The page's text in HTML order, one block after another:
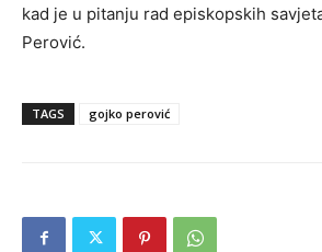
kad je u pitanju rad episkopskih
Perović.
TAGS gojko perović